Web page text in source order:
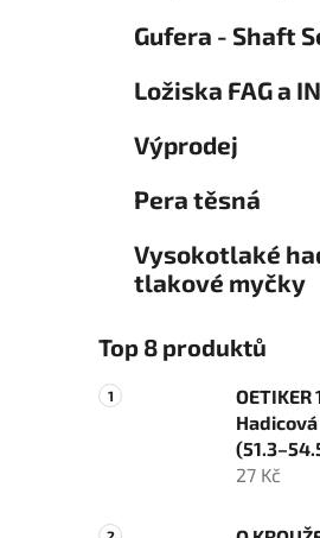
Gufera - Shaft
Ložiska FAG a
Výprodej
Pera těsná
Vysokotlaké
tlakové myčky
Top 8 produktů
OETIKER
27 Kč